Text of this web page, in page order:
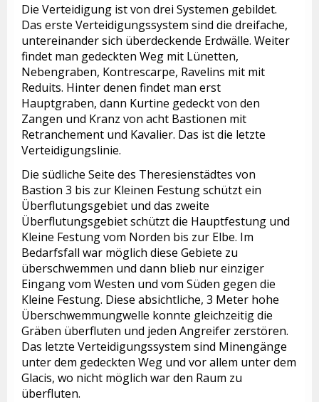
Die Verteidigung ist von drei Systemen gebildet.
Das erste Verteidigungssystem sind die dreifache,
untereinander sich überdeckende Erdwälle. Weiter
findet man gedeckten Weg mit Lünetten,
Nebengraben, Kontrescarpe, Ravelins mit mit
Reduits. Hinter denen findet man erst
Hauptgraben, dann Kurtine gedeckt von den
Zangen und Kranz von acht Bastionen mit
Retranchement und Kavalier. Das ist die letzte
Verteidigungslinie.
Die südliche Seite des Theresienstädtes von
Bastion 3 bis zur Kleinen Festung schützt ein
Überflutungsgebiet und das zweite
Überflutungsgebiet schützt die Hauptfestung und
Kleine Festung vom Norden bis zur Elbe. Im
Bedarfsfall war möglich diese Gebiete zu
überschwemmen und dann blieb nur einziger
Eingang vom Westen und vom Süden gegen die
Kleine Festung. Diese absichtliche, 3 Meter hohe
Überschwemmungwelle konnte gleichzeitig die
Gräben überfluten und jeden Angreifer zerstören.
Das letzte Verteidigungssystem sind Minengänge
unter dem gedeckten Weg und vor allem unter dem
Glacis, wo nicht möglich war den Raum zu
überfluten.